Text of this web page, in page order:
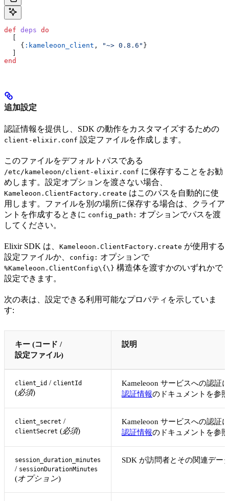
def deps do
  [
    {
:kameleoon_client , "~> 0.8.6" }
  ]
end
追加設定
認証情報を提供し、SDK の動作をカスタマイズするための
client-elixir.conf 設定ファイルを作成します。
このファイルをデフォルトパスである
/etc/kameleoon/client-elixir.conf に保存することをお勧
めします。設定オプションを渡さない場合、
Kameleoon.ClientFactory.create はこのパスを自動的に使
用します。ファイルを別の場所に保存する場合は、クライア
ントを作成するときに config_path: オプションでパスを渡
してください。
Elixir SDK は、 Kameleoon.ClientFactory.create が使用する
設定ファイルか、
config: オプションで
%Kameleoon.ClientConfig\{\} 構造体を渡すかのいずれかで
設定できます。
次の表は、設定できる利用可能なプロパティを示していま
す:
キー (コード /
設定ファイル)
説明
client_id / clientId
(必須)
Kameleoon サービスへの認証
認証情報のドキュメントを参
client_secret /
clientSecret (必須)
Kameleoon サービスへの認証
認証情報のドキュメントを参
session_duration_minutes
/ sessionDurationMinutes
(オプション)
SDK が訪問者とその関連デー